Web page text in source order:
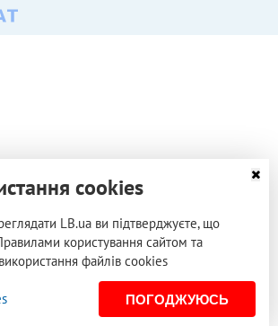
cookies
LB.ua ви підтверджуєте, що
користування сайтом та
файлів cookies
ПОГОДЖУЮСЬ